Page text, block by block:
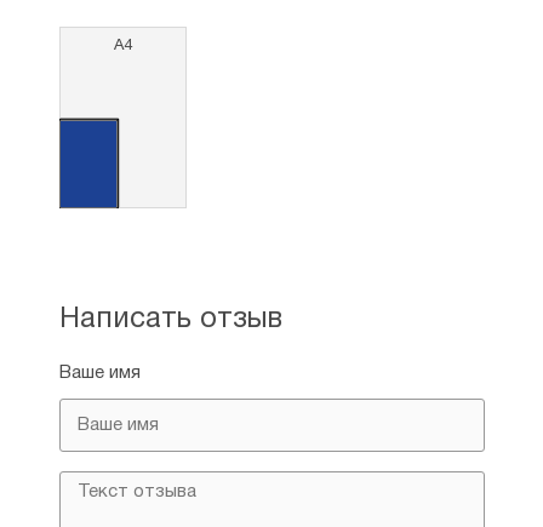
А4
Написать отзыв
Ваше имя